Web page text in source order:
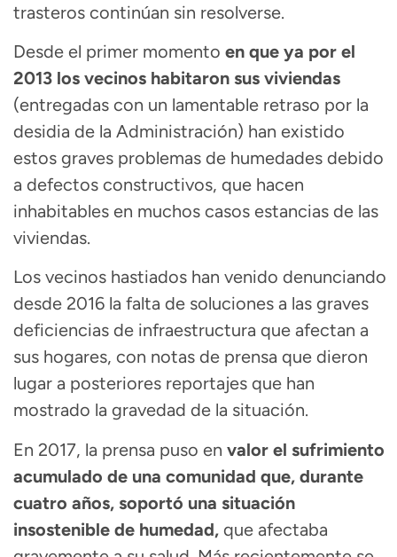
trasteros continúan sin resolverse.
Desde el primer momento en que ya por el
2013 los vecinos habitaron sus viviendas
(entregadas con un lamentable retraso por la
desidia de la Administración) han existido
estos graves problemas de humedades debido
a defectos constructivos, que hacen
inhabitables en muchos casos estancias de las
viviendas.
Los vecinos hastiados han venido denunciando
desde 2016 la falta de soluciones a las graves
deficiencias de infraestructura que afectan a
sus hogares, con notas de prensa que dieron
lugar a posteriores reportajes que han
mostrado la gravedad de la situación.
En 2017, la prensa puso en valor el sufrimiento
acumulado de una comunidad que, durante
cuatro años, soportó una situación
insostenible de humedad, que afectaba